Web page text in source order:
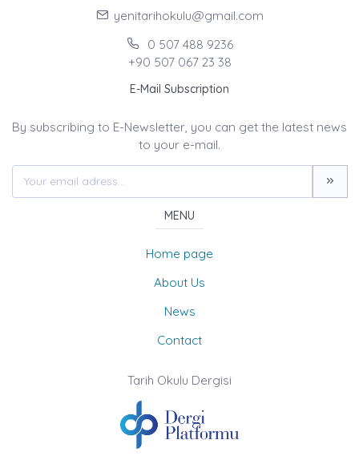
yenitarihokulu@gmail.com
0 507 488 9236
+90 507 067 23 38
E-Mail Subscription
By subscribing to E-Newsletter, you can get the latest news
to your e-mail.
MENU
Home page
About Us
News
Contact
Tarih Okulu Dergisi